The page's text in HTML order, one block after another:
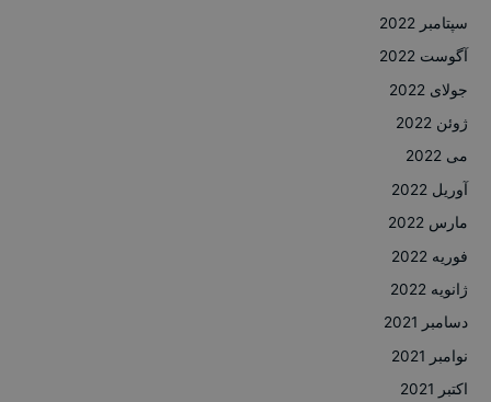
سپتامبر 2022
آگوست 2022
جولای 2022
ژوئن 2022
می 2022
آوریل 2022
مارس 2022
فوریه 2022
ژانویه 2022
دسامبر 2021
نوامبر 2021
اکتبر 2021